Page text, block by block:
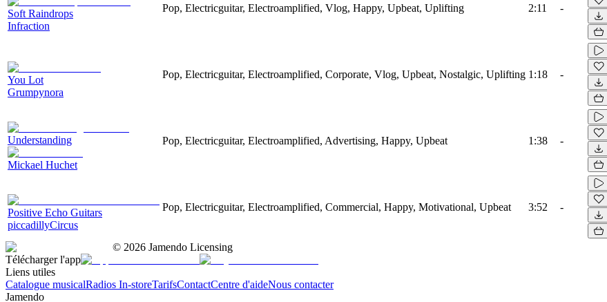
Soft Raindrops
Infraction
Pop, Electricguitar, Electroamplified, Vlog, Happy, Upbeat, Uplifting 2:11 -
You Lot
Grumpynora
Pop, Electricguitar, Electroamplified, Corporate, Vlog, Upbeat, Nostalgic, Uplifting 1:18 -
Understanding
Mickael Huchet
Pop, Electricguitar, Electroamplified, Advertising, Happy, Upbeat 1:38 -
Positive Echo Guitars
piccadillyCircus
Pop, Electricguitar, Electroamplified, Commercial, Happy, Motivational, Upbeat 3:52 -
© 2026 Jamendo Licensing
Télécharger l'app
Liens utiles
Catalogue musicalRadios In-storeTarifsContactCentre d'aideNous contacter
Jamendo